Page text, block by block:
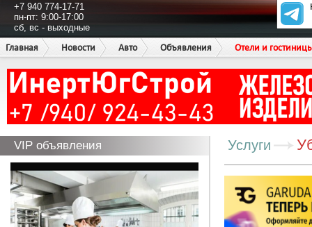
+7 940 774-17-71
пн-пт: 9:00-17:00
сб, вс - выходные
Главная
Новости Авто Объявления Отели и
VIP объявления Услуги